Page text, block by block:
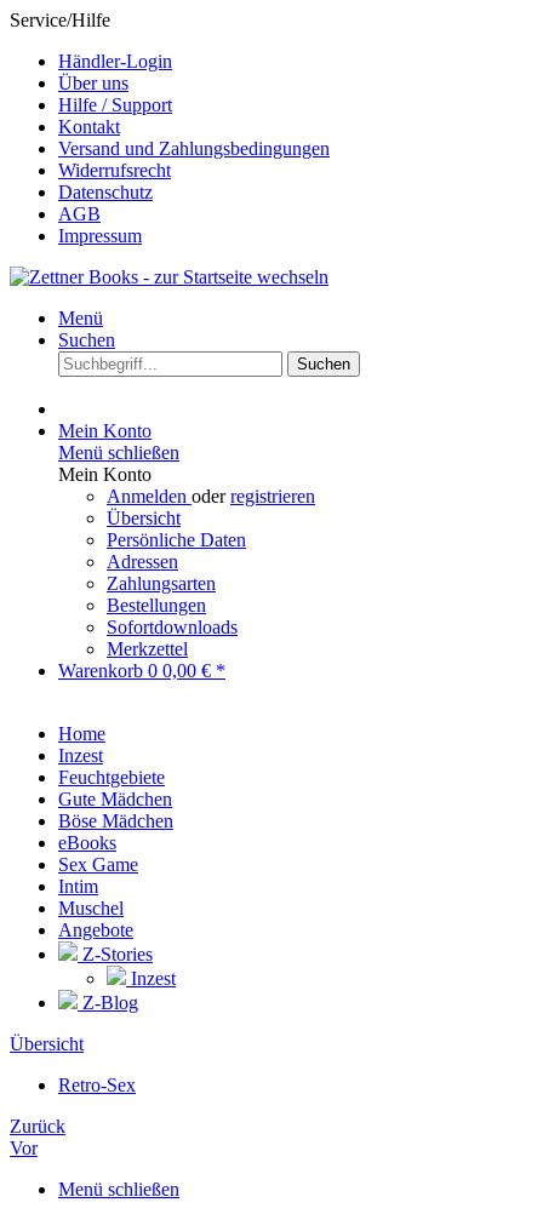
Service/Hilfe
Händler-Login
Über uns
Hilfe / Support
Kontakt
Versand und Zahlungsbedingungen
Widerrufsrecht
Datenschutz
AGB
Impressum
Menü
Suchen
Suchen
Mein Konto
Menü schließen
Mein Konto
Anmelden oderregistrieren
Übersicht
Persönliche Daten
Adressen
Zahlungsarten
Bestellungen
Sofortdownloads
Merkzettel
Warenkorb 0 0,00 € *
Home
Inzest
Feuchtgebiete
Gute Mädchen
Böse Mädchen
eBooks
Sex Game
Intim
Muschel
Angebote
Z-Stories
Inzest
Z-Blog
Übersicht
Retro-Sex
Zurück
Vor
Menü schließen